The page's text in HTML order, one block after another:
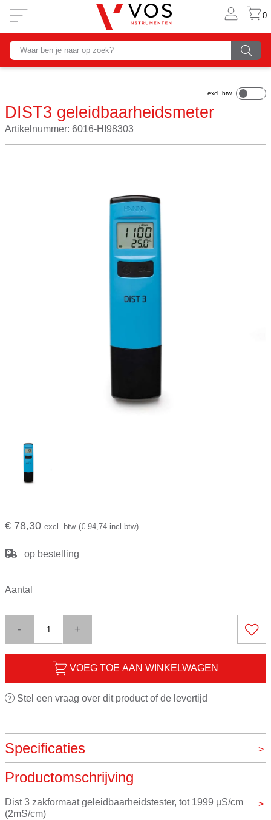
0
DIST3 geleidbaarheidsmeter
Artikelnummer: 6016-HI98303
€ 78,30 excl. btw (€ 94,74 incl btw)
op bestelling
Aantal
- +
VOEG TOE AAN WINKELWAGEN
Stel een vraag over dit product of de levertijd
Specificaties
Merk
Productomschrijving
Dist 3 zakformaat geleidbaarheidstester, tot 1999 µS/cm
(2mS/cm)